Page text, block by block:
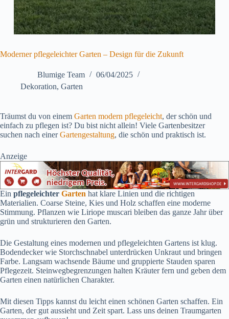
Moderner pflegeleichter Garten – Design für die Zukunft
Blumige Team
06/04/2025
Dekoration, Garten
Träumst du von einem Garten modern pflegeleicht, der schön und
einfach zu pflegen ist? Du bist nicht allein! Viele Gartenbesitzer
suchen nach einerGartengestaltung, die schön und praktisch ist.
Anzeige
Ein pflegeleichter Garten hat klare Linien und die richtigen
Materialien. Coarse Steine, Kies und Holz schaffen eine moderne
Stimmung. Pflanzen wie Liriope muscari bleiben das ganze Jahr über
grün und strukturieren den Garten.
Die Gestaltung eines modernen und pflegeleichten Gartens ist klug.
Bodendecker wie Storchschnabel unterdrücken Unkraut und bringen
Farbe. Langsam wachsende Bäume und gruppierte Stauden sparen
Pflegezeit. Steinwegbegrenzungen halten Kräuter fern und geben dem
Garten einen natürlichen Charakter.
Mit diesen Tipps kannst du leicht einen schönen Garten schaffen. Ein
Garten, der gut aussieht und Zeit spart. Lass uns deinen Traumgarten